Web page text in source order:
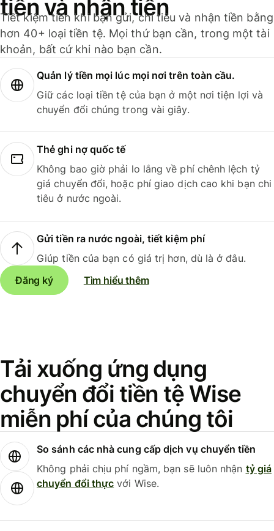
tiền và nhận tiền
Tiết kiệm tiền khi bạn gửi, chi tiêu và nhận tiền bằng
hơn 40+ loại tiền tệ. Mọi thứ bạn cần, trong một tài
khoản, bất cứ khi nào bạn cần.
Quản lý tiền mọi lúc mọi nơi trên toàn cầu.
Giữ các loại tiền tệ của bạn ở một nơi tiện lợi và
chuyển đổi chúng trong vài giây.
Thẻ ghi nợ quốc tế
Không bao giờ phải lo lắng về phí chênh lệch tỷ
giá chuyển đổi, hoặc phí giao dịch cao khi bạn chi
tiêu ở nước ngoài.
Gửi tiền ra nước ngoài, tiết kiệm phí
Giúp tiền của bạn có giá trị hơn, dù là ở đâu.
Đăng ký
Tìm hiểu thêm
Tải xuống ứng dụng
chuyển đổi tiền tệ Wise
miễn phí của chúng tôi
So sánh các nhà cung cấp dịch vụ chuyển tiền
Không phải chịu phí ngầm, bạn sẽ luôn nhận tỷ giá
chuyển đổi thực với Wise.